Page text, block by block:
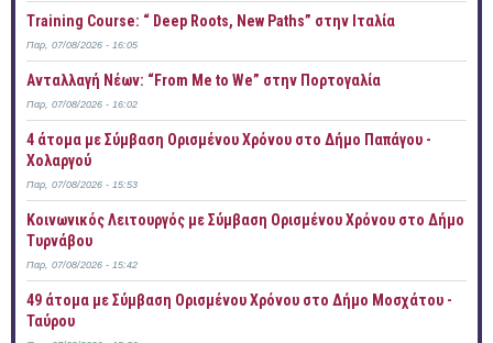
Training Course: “ Deep Roots, New Paths” στην Ιταλία
Παρ, 07/08/2026 - 16:05
Ανταλλαγή Νέων: “From Me to We” στην Πορτογαλία
Παρ, 07/08/2026 - 16:02
4 άτομα με Σύμβαση Ορισμένου Χρόνου στο Δήμο Παπάγου -
Χολαργού
Παρ, 07/08/2026 - 15:53
Κοινωνικός Λειτουργός με Σύμβαση Ορισμένου Χρόνου στο Δήμο
Τυρνάβου
Παρ, 07/08/2026 - 15:42
49 άτομα με Σύμβαση Ορισμένου Χρόνου στο Δήμο Μοσχάτου -
Ταύρου